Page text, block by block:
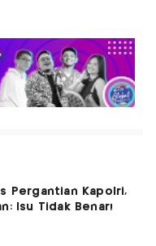
Pergantian Kapolri,
Isu Tidak Benar!